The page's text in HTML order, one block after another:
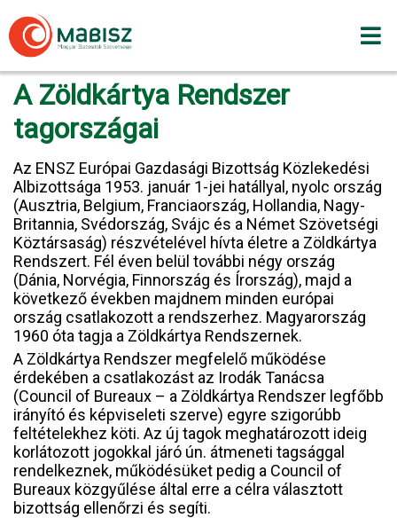
to
content
A Zöldkártya Rendszer
tagországai
Az ENSZ Európai Gazdasági Bizottság Közlekedési
Albizottsága 1953. január 1-jei hatállyal, nyolc ország
(Ausztria, Belgium, Franciaország, Hollandia, Nagy-
Britannia, Svédország, Svájc és a Német Szövetségi
Köztársaság) részvételével hívta életre a Zöldkártya
Rendszert. Fél éven belül további négy ország
(Dánia, Norvégia, Finnország és Írország), majd a
következő években majdnem minden európai
ország csatlakozott a rendszerhez. Magyarország
1960 óta tagja a Zöldkártya Rendszernek.
A Zöldkártya Rendszer megfelelő működése
érdekében a csatlakozást az Irodák Tanácsa
(Council of Bureaux – a Zöldkártya Rendszer legfőbb
irányító és képviseleti szerve) egyre szigorúbb
feltételekhez köti. Az új tagok meghatározott ideig
korlátozott jogokkal járó ún. átmeneti tagsággal
rendelkeznek, működésüket pedig a Council of
Bureaux közgyűlése által erre a célra választott
bizottság ellenőrzi és segíti.